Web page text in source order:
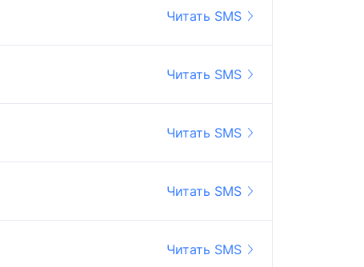
Читать SMS
Читать SMS
Читать SMS
Читать SMS
Читать SMS